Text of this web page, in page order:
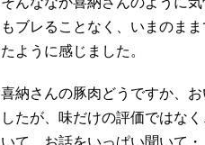
もブレることなく、いまのま
たように感じました。
喜納さんの豚肉どうですか、
したが、味だけの評価ではな